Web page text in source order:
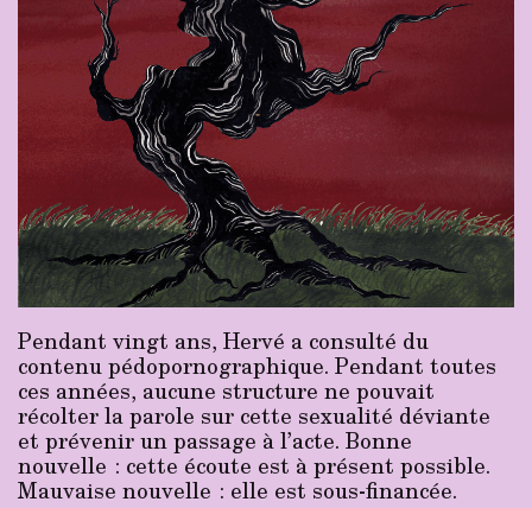
Pendant vingt ans, Hervé a consulté du
contenu pédopornographique. Pendant toutes
ces années, aucune structure ne pouvait
récolter la parole sur cette sexualité déviante
et prévenir un passage à l’acte. Bonne
nouvelle : cette écoute est à présent possible.
Mauvaise nouvelle : elle est sous-financée.